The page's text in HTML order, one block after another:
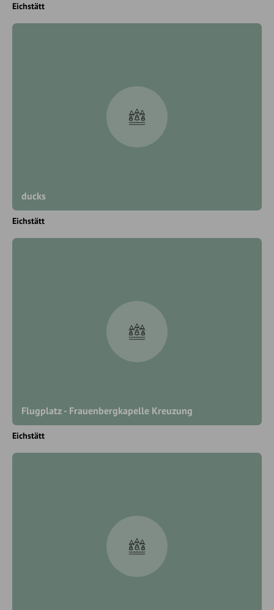
Eichstätt
ducks
Eichstätt
Flugplatz - Frauenbergkapelle Kreuzung
Eichstätt